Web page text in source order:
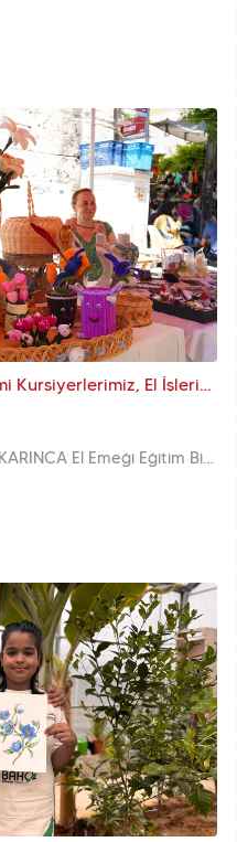
KARINCA El Emeği Eğitim Birimi Kursiyerlerimiz, El İşlerini Çarşamba Pazarı'nda Ziyaretçilerin Beğenisine Sunuyor
Fatih Belediyesi’nin desteğiyle KARINCA El Emeği Eğitim Birimi kursiyerleri Çarşamba Pazarı’nda el emeği ürünlerini satışa sunarak hem deneyim kazanıyor hem de ekonomik kazanç elde ediyor.